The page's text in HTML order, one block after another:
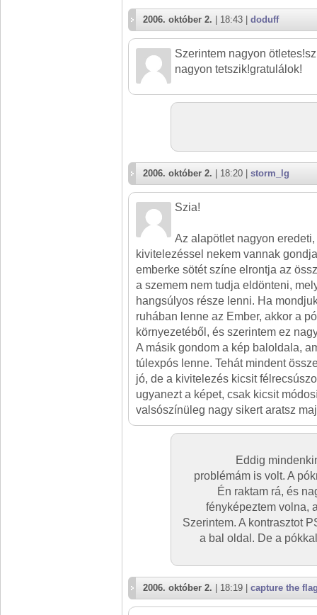
2006. október 2. | 18:43 | doduff
Szerintem nagyon
nagyon tetszik!gratulálok!
2006. október 2. | 18:20 | storm_lg
Szia!
Az alapötlet nagyon
kivitelezéssel nekem vannak
emberke sötét színe elrontja az
a szemem nem tudja eldönteni,
hangsúlyos része lenni. Ha
ruhában lenne az Ember, akkor a
környezetéből, és szerintem ez
A másik gondom a kép baloldala,
túlexpós lenne. Tehát mindent
jó, de a kivitelezés kicsit
ugyanezt a képet, csak kicsit
valsószínüleg nagy sikert aratsz
Eddig
problémám is volt. A
Én raktam rá, és
fényképeztem volna,
Szerintem. A kontrasztot
a bal oldal. De a
2006. október 2. | 18:19 | capture the